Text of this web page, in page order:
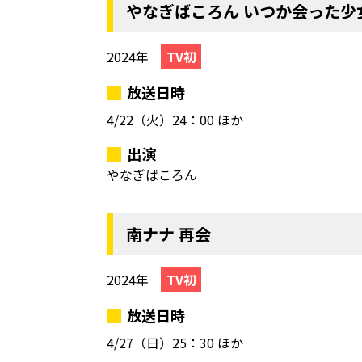
やなぎばころん いつか会った少
2024年 TV初
放送日時
4/22（火） 24：00 ほか
出演
やなぎばころん
南ナナ 再会
2024年 TV初
放送日時
4/27（日） 25：30 ほか